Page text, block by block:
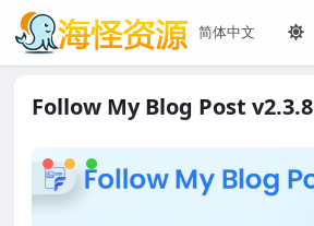
Follow My Blog Post v2.3.8